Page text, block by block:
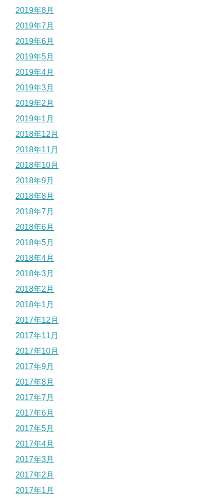
2019年8月
2019年7月
2019年6月
2019年5月
2019年4月
2019年3月
2019年2月
2019年1月
2018年12月
2018年11月
2018年10月
2018年9月
2018年8月
2018年7月
2018年6月
2018年5月
2018年4月
2018年3月
2018年2月
2018年1月
2017年12月
2017年11月
2017年10月
2017年9月
2017年8月
2017年7月
2017年6月
2017年5月
2017年4月
2017年3月
2017年2月
2017年1月